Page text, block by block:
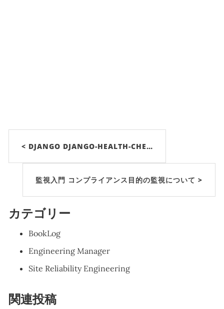
< DJANGO DJANGO-HEALTH-CHE…
監視入門 コンプライアンス目的の監視について >
カテゴリー
BookLog
Engineering Manager
Site Reliability Engineering
関連投稿